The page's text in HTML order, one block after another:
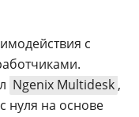
с
Ngenix Multidesk ,
нуля на основе